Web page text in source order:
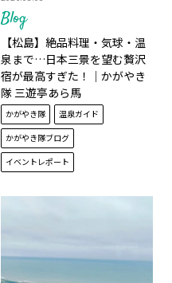
Blog
【松島】絶品料理・気球・温
泉まで…日本三景を望む贅沢
宿が最高すぎた！│かがやき
隊 三遊亭あら馬
かがやき隊
温泉ガイド
かがやき隊ブログ
イベントレポート